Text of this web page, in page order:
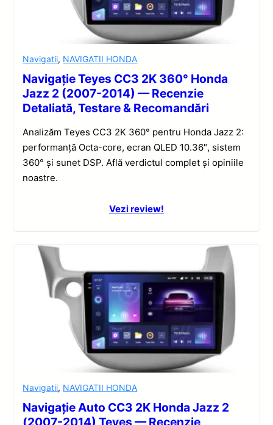
Navigatii, NAVIGATII HONDA
Navigație Teyes CC3 2K 360° Honda
Jazz 2 (2007-2014) — Recenzie
Detaliată, Testare & Recomandări
Analizăm Teyes CC3 2K 360° pentru Honda Jazz 2:
performanță Octa-core, ecran QLED 10.36″, sistem
360° și sunet DSP. Află verdictul complet și opiniile
noastre.
Vezi review!
Navigatii, NAVIGATII HONDA
Navigație Auto CC3 2K Honda Jazz 2
(2007-2014) Teyes — Recenzie